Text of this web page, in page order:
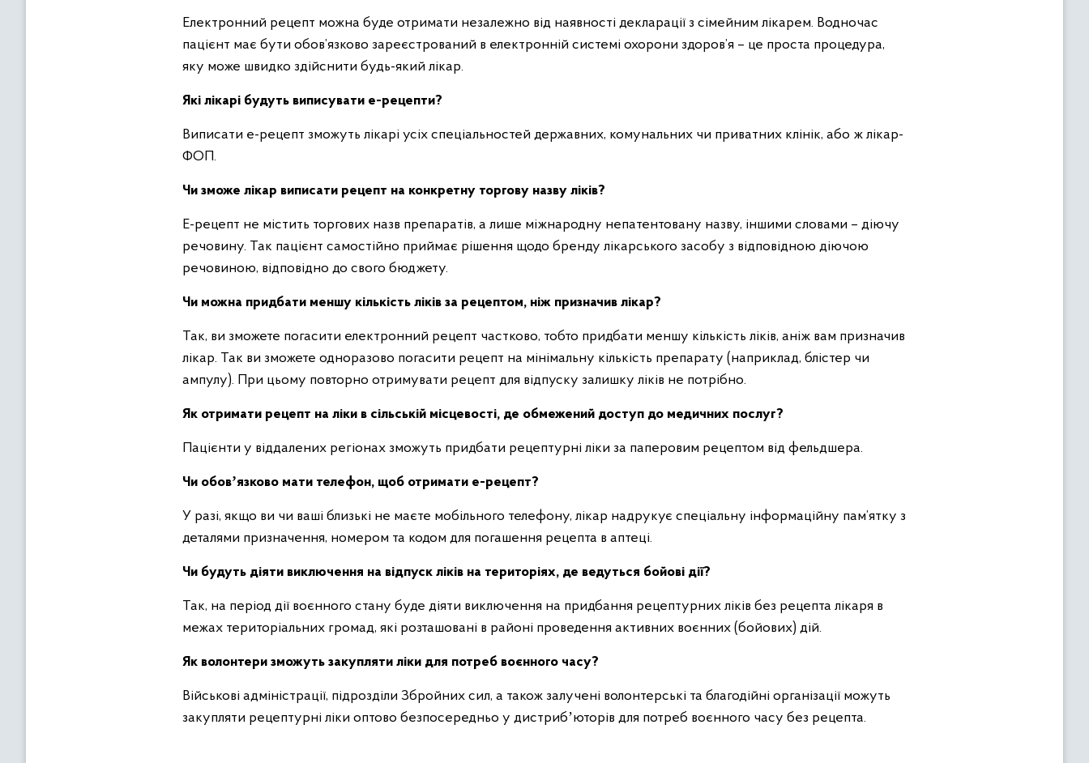
Електронний рецепт можна буде отримати незалежно від наявності декларації з сімейним лікарем. Водночас
пацієнт має бути обов’язково зареєстрований в електронній системі охорони здоров’я – це проста процедура,
яку може швидко здійснити будь-який лікар.
Які лікарі будуть виписувати е-рецепти?
Виписати е-рецепт зможуть лікарі усіх спеціальностей державних, комунальних чи приватних клінік, або ж лікар-
ФОП.
Чи зможе лікар виписати рецепт на конкретну торгову назву ліків?
Е-рецепт не містить торгових назв препаратів, а лише міжнародну непатентовану назву, іншими словами – діючу
речовину. Так пацієнт самостійно приймає рішення щодо бренду лікарського засобу з відповідною діючою
речовиною, відповідно до свого бюджету.
Чи можна придбати меншу кількість ліків за рецептом, ніж призначив лікар?
Так, ви зможете погасити електронний рецепт частково, тобто придбати меншу кількість ліків, аніж вам призначив
лікар. Так ви зможете одноразово погасити рецепт на мінімальну кількість препарату (наприклад, блістер чи
ампулу). При цьому повторно отримувати рецепт для відпуску залишку ліків не потрібно.
Як отримати рецепт на ліки в сільській місцевості, де обмежений доступ до медичних послуг?
Пацієнти у віддалених регіонах зможуть придбати рецептурні ліки за паперовим рецептом від фельдшера.
Чи обовʼязково мати телефон, щоб отримати е-рецепт?
У разі, якщо ви чи ваші близькі не маєте мобільного телефону, лікар надрукує спеціальну інформаційну пам’ятку з
деталями призначення, номером та кодом для погашення рецепта в аптеці.
Чи будуть діяти виключення на відпуск ліків на територіях, де ведуться бойові дії?
Так, на період дії воєнного стану буде діяти виключення на придбання рецептурних ліків без рецепта лікаря в
межах територіальних громад, які розташовані в районі проведення активних воєнних (бойових) дій.
Як волонтери зможуть закупляти ліки для потреб воєнного часу?
Військові адміністрації, підрозділи Збройних сил, а також залучені волонтерські та благодійні організації можуть
закупляти рецептурні ліки оптово безпосередньо у дистрибʼюторів для потреб воєнного часу без рецепта.